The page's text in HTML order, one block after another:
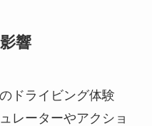
響
ドライビング体験
レーターやアクショ